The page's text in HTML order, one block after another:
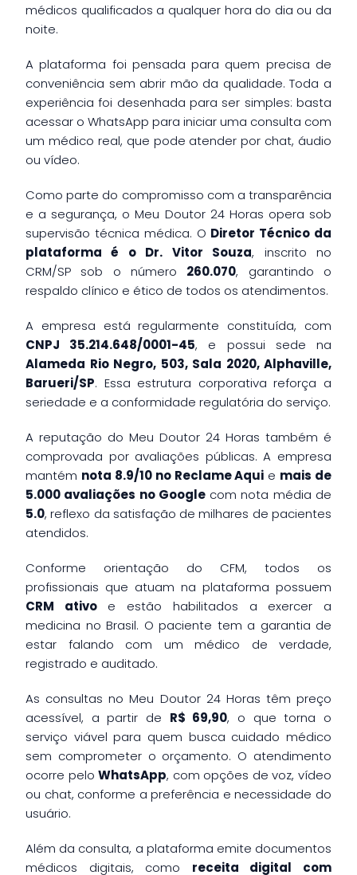
médicos qualificados a qualquer hora do dia ou da
noite.
A plataforma foi pensada para quem precisa de
conveniência sem abrir mão da qualidade. Toda a
experiência foi desenhada para ser simples: basta
acessar o WhatsApp para iniciar uma consulta com
um médico real, que pode atender por chat, áudio
ou vídeo.
Como parte do compromisso com a transparência
e a segurança, o Meu Doutor 24 Horas opera sob
supervisão técnica médica. O Diretor Técnico da
plataforma é o Dr. Vitor Souza, inscrito no
CRM/SP sob o número 260.070, garantindo o
respaldo clínico e ético de todos os atendimentos.
A empresa está regularmente constituída, com
CNPJ 35.214.648/0001-45, e possui sede na
Alameda Rio Negro, 503, Sala 2020, Alphaville,
Barueri/SP. Essa estrutura corporativa reforça a
seriedade e a conformidade regulatória do serviço.
A reputação do Meu Doutor 24 Horas também é
comprovada por avaliações públicas. A empresa
mantém nota 8.9/10 no Reclame Aqui e mais de
5.000 avaliações no Googlecom nota média de
5.0, reflexo da satisfação de milhares de pacientes
atendidos.
Conforme orientação do CFM, todos os
profissionais que atuam na plataforma possuem
CRM ativoe estão habilitados a exercer a
medicina no Brasil. O paciente tem a garantia de
estar falando com um médico de verdade,
registrado e auditado.
As consultas no Meu Doutor 24 Horas têm preço
acessível, a partir de R$ 69,90, o que torna o
serviço viável para quem busca cuidado médico
sem comprometer o orçamento. O atendimento
ocorre peloWhatsApp, com opções de voz, vídeo
ou chat, conforme a preferência e necessidade do
usuário.
Além da consulta, a plataforma emite documentos
médicos digitais, como receita digital com